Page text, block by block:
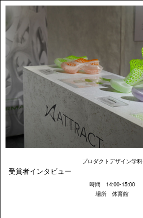
プロダクトデザイン学科
受賞者インタビュー
時間 14:00-15:00
場所 体育館